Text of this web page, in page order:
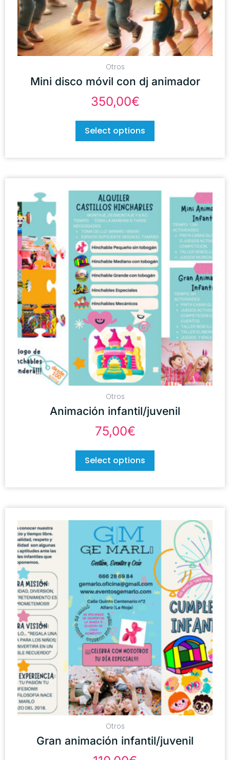
Otros
Mini disco móvil con dj animador
350,00€
Select options
Otros
Animación infantil/juvenil
75,00€
Select options
Otros
Gran animación infantil/juvenil